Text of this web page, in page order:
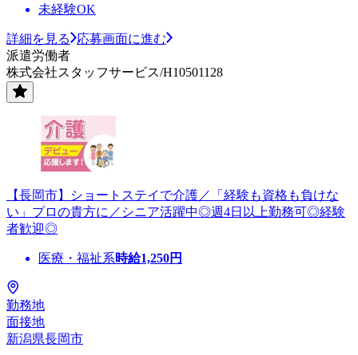
未経験OK
詳細を見る
応募画面に進む
派遣労働者
株式会社スタッフサービス/H10501128
【長岡市】ショートステイで介護／「経験も資格も負けな
い」プロの貴方に／シニア活躍中◎週4日以上勤務可◎経験
者歓迎◎
医療・福祉系時給1,250円
勤務地
面接地
新潟県長岡市